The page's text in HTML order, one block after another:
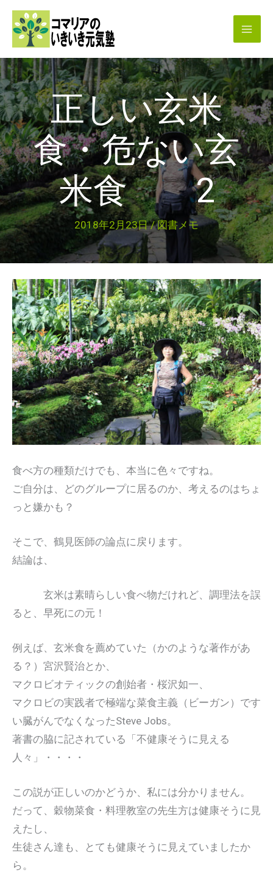
ス
キ
ッ
プ
正しい玄米
食・危ない玄
米食 2
2018年2月23日/図書メモ
食べ方の種類だけでも、本当に色々ですね。
ご自分は、どのグループに居るのか、考えるのはちょ
っと嫌かも？
そこで、鶴見医師の論点に戻ります。
結論は、
玄米は素晴らしい食べ物だけれど、調理法を誤
ると、早死にの元！
例えば、玄米食を薦めていた（かのような著作があ
る？）宮沢賢治とか、
マクロビオティックの創始者・桜沢如一、
マクロビの実践者で極端な菜食主義（ビーガン）です
い臓がんでなくなったSteve Jobs。
著書の脇に記されている「不健康そうに見える
人々」・・・・
この説が正しいのかどうか、私には分かりません。
だって、穀物菜食・料理教室の先生方は健康そうに見
えたし、
生徒さん達も、とても健康そうに見えていましたか
ら。